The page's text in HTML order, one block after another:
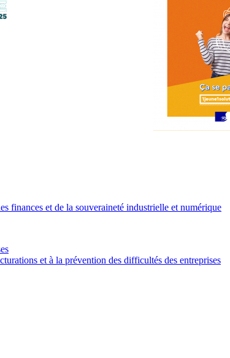
finances et de la souveraineté industrielle et numérique
et à la prévention des difficultés des entreprises